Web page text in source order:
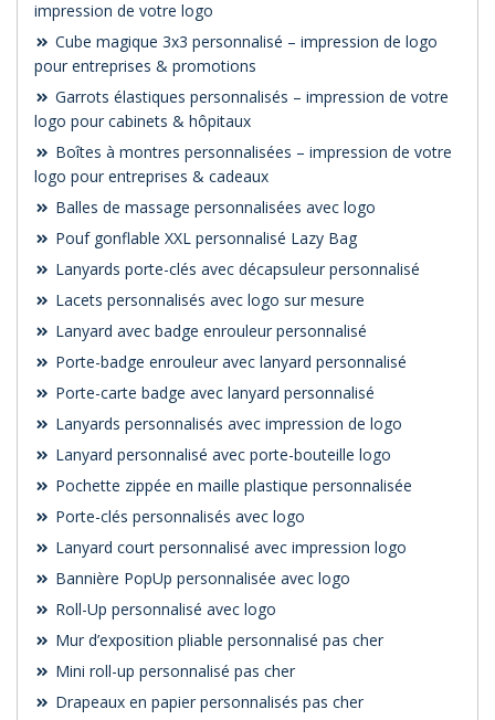
impression de votre logo
Cube magique 3x3 personnalisé – impression de logo
pour entreprises & promotions
Garrots élastiques personnalisés – impression de votre
logo pour cabinets & hôpitaux
Boîtes à montres personnalisées – impression de votre
logo pour entreprises & cadeaux
Balles de massage personnalisées avec logo
Pouf gonflable XXL personnalisé Lazy Bag
Lanyards porte-clés avec décapsuleur personnalisé
Lacets personnalisés avec logo sur mesure
Lanyard avec badge enrouleur personnalisé
Porte-badge enrouleur avec lanyard personnalisé
Porte-carte badge avec lanyard personnalisé
Lanyards personnalisés avec impression de logo
Lanyard personnalisé avec porte-bouteille logo
Pochette zippée en maille plastique personnalisée
Porte-clés personnalisés avec logo
Lanyard court personnalisé avec impression logo
Bannière PopUp personnalisée avec logo
Roll-Up personnalisé avec logo
Mur d’exposition pliable personnalisé pas cher
Mini roll-up personnalisé pas cher
Drapeaux en papier personnalisés pas cher